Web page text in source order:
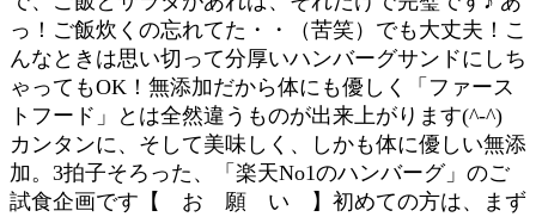
っ！ご飯炊くの忘れてた・・（苦笑）でも大丈夫！こ
んなときは思い切って分厚いハンバーグサンドにしち
ゃってもOK！無添加だから体にも優しく「ファース
トフード」とは全然違うものが出来上がります(^-^)
カンタンに、そして美味しく、しかも体に優しい無添
加。3拍子そろった、「楽天No1のハンバーグ」のご
試食企画です【 お 願 い 】初めての方は、まず